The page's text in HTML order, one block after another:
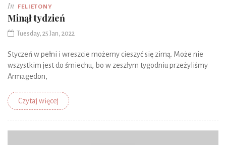
In FELIETONY
Minął tydzień
Tuesday, 25 Jan, 2022
Styczeń w pełni i wreszcie możemy cieszyć się zimą. Może nie
wszystkim jest do śmiechu, bo w zeszłym tygodniu przeżyliśmy
Armagedon,
Czytaj więcej